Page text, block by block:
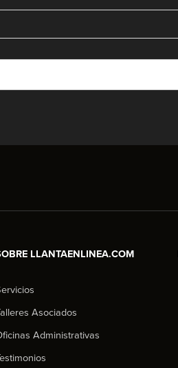
LLANTAENLINEA.COM
Asociados
Administrativas